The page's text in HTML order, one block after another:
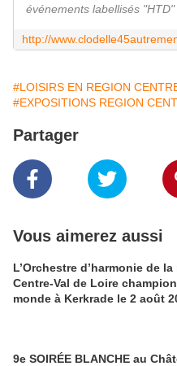
événements labellisés "HTD"
#LOISIRS EN REGION
#EXPOSITIONS REGION
Partager
Vous aimerez aussi
L’Orchestre d’harmonie de
Centre-Val de Loire
monde à Kerkrade le 2 août
9e SOIRÉE BLANCHE au